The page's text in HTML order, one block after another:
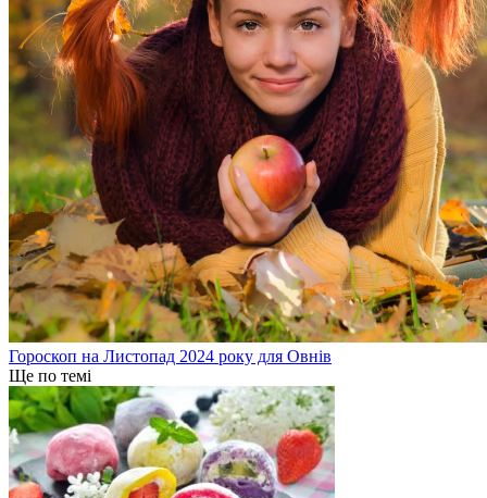
Гороскоп на Листопад 2024 року для Овнів
Ще по темі